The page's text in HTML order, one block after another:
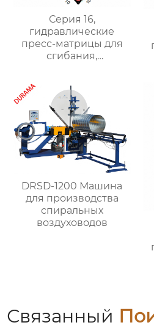
Серия 16,
гидравлические
пресс-матрицы для
сгибания,
листового металла
DRSD-1200 Машина
для производства
спиральных
воздуховодов
Связанный